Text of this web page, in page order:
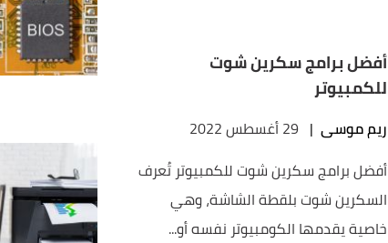
أفضل برامج سكرين شوت
للكمبيوتر
ريم موسى | 29 أغسطس 2022
أفضل برامج سكرين شوت للكمبيوتر تُعرف
السكرين شوت بلقطة الشاشة، وهي
خاصية يقدمها الكومبيوتر نفسه أو...